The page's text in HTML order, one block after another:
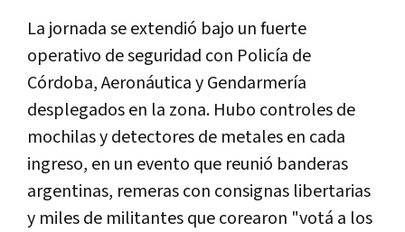
La jornada se extendió bajo un fuerte
operativo de seguridad con Policía de
Córdoba, Aeronáutica y Gendarmería
desplegados en la zona. Hubo controles de
mochilas y detectores de metales en cada
ingreso, en un evento que reunió banderas
argentinas, remeras con consignas libertarias
y miles de militantes que corearon "votá a los